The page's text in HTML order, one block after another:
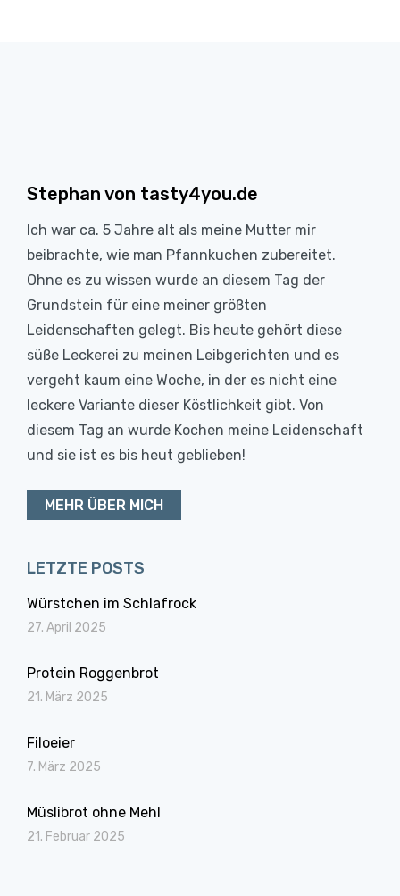
Stephan von tasty4you.de
Ich war ca. 5 Jahre alt als meine Mutter mir
beibrachte, wie man Pfannkuchen zubereitet.
Ohne es zu wissen wurde an diesem Tag der
Grundstein für eine meiner größten
Leidenschaften gelegt. Bis heute gehört diese
süße Leckerei zu meinen Leibgerichten und es
vergeht kaum eine Woche, in der es nicht eine
leckere Variante dieser Köstlichkeit gibt. Von
diesem Tag an wurde Kochen meine Leidenschaft
und sie ist es bis heut geblieben!
MEHR ÜBER MICH
LETZTE POSTS
Würstchen im Schlafrock
27. April 2025
Protein Roggenbrot
21. März 2025
Filoeier
7. März 2025
Müslibrot ohne Mehl
21. Februar 2025